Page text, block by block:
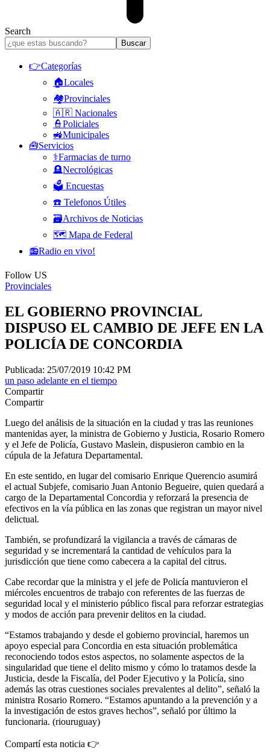
Search
👉Categorías
🏠Locales
🏘️Provinciales
🇦🇷 Nacionales
👮Policiales
🚜Municipales
🧰Servicios
⚕️Farmacias de turno
🪦Necrológicas
🗳️ Encuestas
☎️ Telefonos Útiles
🗃️Archivos de Noticias
🗺️ Mapa de Federal
📻Radio en vivo!
Follow US
Provinciales
EL GOBIERNO PROVINCIAL
DISPUSO EL CAMBIO DE JEFE EN LA
POLICÍA DE CONCORDIA
Publicada: 25/07/2019 10:42 PM
un paso adelante en el tiempo
Compartir
Compartir
Luego del análisis de la situación en la ciudad y tras las reuniones
mantenidas ayer, la ministra de Gobierno y Justicia, Rosario Romero
y el Jefe de Policía, Gustavo Maslein, dispusieron cambio en la
cúpula de la Jefatura Departamental.
En este sentido, en lugar del comisario Enrique Querencio asumirá
el actual Subjefe, comisario Juan Antonio Begueire, quien quedará a
cargo de la Departamental Concordia y reforzará la presencia de
efectivos en la vía pública en las zonas que registran un mayor nivel
delictual.
También, se profundizará la vigilancia a través de cámaras de
seguridad y se incrementará la cantidad de vehículos para la
jurisdicción que tiene como cabecera a la capital del citrus.
Cabe recordar que la ministra y el jefe de Policía mantuvieron el
miércoles encuentros de trabajo con referentes de las fuerzas de
seguridad local y el ministerio público fiscal para reforzar estrategias
y modos de acción para prevenir delitos en la ciudad.
“Estamos trabajando y desde el gobierno provincial, haremos un
apoyo especial para Concordia en esta situación problemática
reconociendo todos estos aspectos, no solamente aspectos de la
singularidad que tiene el delito mismo y cómo lo tratamos desde la
Justicia, desde la Fiscalía, del Poder Ejecutivo y la Policía, sino
además las otras cuestiones sociales prevalentes al delito”, señaló la
ministra Rosario Romero. “Estamos apuntando a la prevención y a
la investigación de estos graves hechos”, señaló por último la
funcionaria. (riouruguay)
Compartí esta noticia 👉